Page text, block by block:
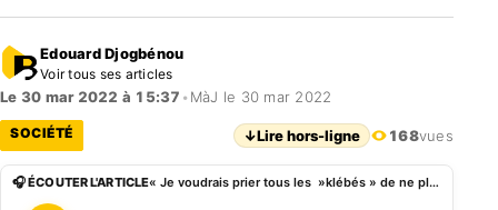
Edouard Djogbénou
Voir tous ses articles
Le 30 mar 2022 à 15:37 • MàJ le 30 mar 2022
SOCIÉTÉ ↓Lire hors-ligne 168vues
🎧 ÉCOUTER L'ARTICLE « Je voudrais prier tous les »klébés » de ne plus dire que le régime actuel a mis fin à l’impunité », JB Elias